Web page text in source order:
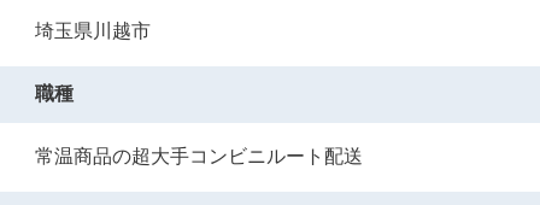
埼玉県川越市
職種
常温商品の超大手コンビニルート配送